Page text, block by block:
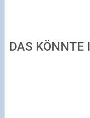
DAS KÖNNTE